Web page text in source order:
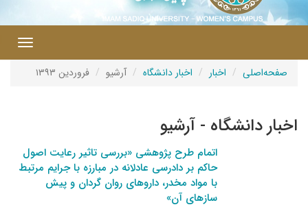
صفحه‌اصلی اخبار اخبار دانشگاه آرشیو فروردین ۱۳۹۳
اخبار دانشگاه - آرشیو
اتمام طرح پژوهشی «بررسی تاثیر رعایت اصول
حاکم بر دادرسی عادلانه در مبارزه با جرایم مرتبط
با مواد مخدر،‌ داروهای روان گردان و پیش
سازهای آن»